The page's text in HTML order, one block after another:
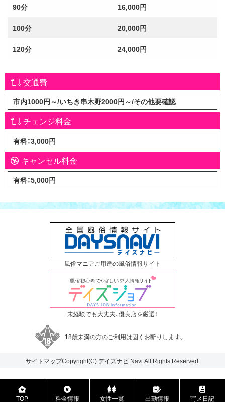
90分 16,000円
100分 20,000円
120分 24,000円
交通費
市内1000円～/いちき串木野2000円～/その他要確認
チェンジ料金
有料：3,000円
キャンセル料金
有料：5,000円
TOP 料金情報 女性一覧 出勤情報 写メ日記
風俗マニアご用達の風俗情報サイト
未経験でも大丈夫、優良店を厳選！
18歳未満の方のご利用は固くお断りします。
サイトマップCopyright(C)デイズナビNavi All Rights Reserved.